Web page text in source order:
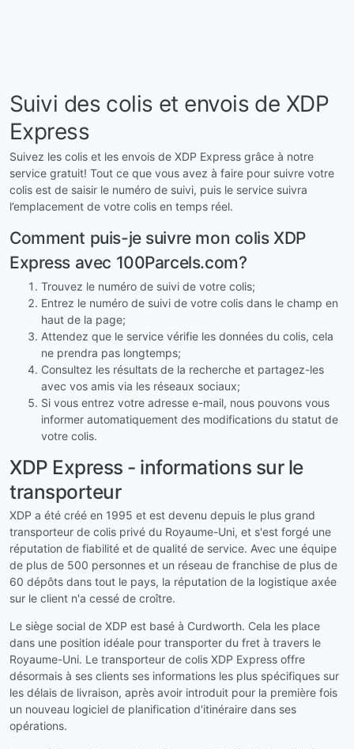
Suivi des colis et envois de XDP
Express
Suivez les colis et les envois de XDP Express grâce à notre
service gratuit! Tout ce que vous avez à faire pour suivre votre
colis est de saisir le numéro de suivi, puis le service suivra
l’emplacement de votre colis en temps réel.
Comment puis-je suivre mon colis XDP
Express avec 100Parcels.com?
Trouvez le numéro de suivi de votre colis;
Entrez le numéro de suivi de votre colis dans le champ en
haut de la page;
Attendez que le service vérifie les données du colis, cela
ne prendra pas longtemps;
Consultez les résultats de la recherche et partagez-les
avec vos amis via les réseaux sociaux;
Si vous entrez votre adresse e-mail, nous pouvons vous
informer automatiquement des modifications du statut de
votre colis.
XDP Express - informations sur le
transporteur
XDP a été créé en 1995 et est devenu depuis le plus grand
transporteur de colis privé du Royaume-Uni, et s'est forgé une
réputation de fiabilité et de qualité de service. Avec une équipe
de plus de 500 personnes et un réseau de franchise de plus de
60 dépôts dans tout le pays, la réputation de la logistique axée
sur le client n'a cessé de croître.
Le siège social de XDP est basé à Curdworth. Cela les place
dans une position idéale pour transporter du fret à travers le
Royaume-Uni. Le transporteur de colis XDP Express offre
désormais à ses clients ses informations les plus spécifiques sur
les délais de livraison, après avoir introduit pour la première fois
un nouveau logiciel de planification d'itinéraire dans ses
opérations.